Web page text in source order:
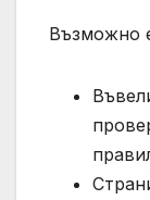
Възможно